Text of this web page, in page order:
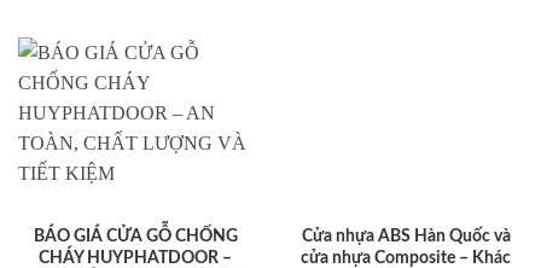
BÁO GIÁ CỬA GỖ CHỐNG
CHÁY HUYPHATDOOR –
Cửa nhựa ABS Hàn Quốc và
cửa nhựa Composite – Khác